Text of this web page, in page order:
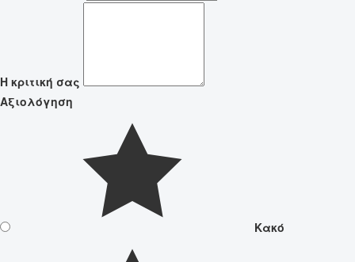
Η κριτική σας
Αξιολόγηση
Κακό